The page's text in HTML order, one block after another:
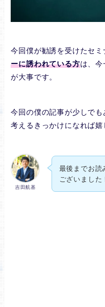
今回僕が勧誘を受けたセミ
ーに誘われている方は、今
が大事です。
今回の僕の記事が少しで
考えるきっかけになれば嬉
吉田航基
最後までお読
ございました